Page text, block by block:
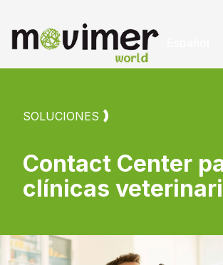
SOLUCIONES
Contact Center
clínicas